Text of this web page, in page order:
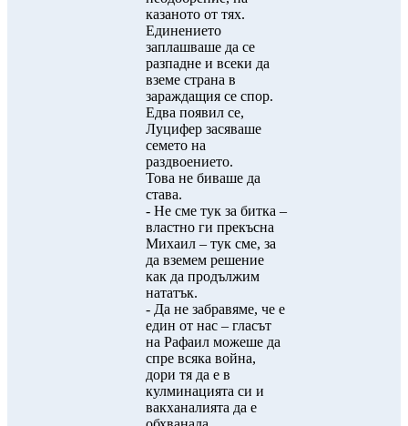
казаното от тях.
Единението
заплашваше да се
разпадне и всеки да
вземе страна в
зараждащия се спор.
Едва появил се,
Луцифер засяваше
семето на
раздвоението.
Това не биваше да
става.
- Не сме тук за битка –
властно ги прекъсна
Михаил – тук сме, за
да вземем решение
как да продължим
нататък.
- Да не забравяме, че е
един от нас – гласът
на Рафаил можеше да
спре всяка война,
дори тя да е в
кулминацията си и
вакханалията да е